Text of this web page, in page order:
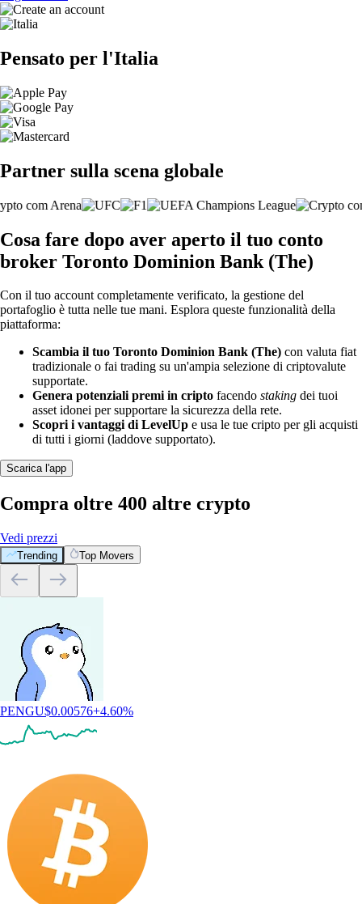
Pensato per l'Italia
Partner sulla scena globale
Cosa fare dopo aver aperto il tuo conto
broker Toronto Dominion Bank (The)
Con il tuo account completamente verificato, la gestione del
portafoglio è tutta nelle tue mani. Esplora queste funzionalità della
piattaforma:
Scambia il tuo Toronto Dominion Bank (The) con valuta fiat
tradizionale o fai trading su un'ampia selezione di criptovalute
supportate.
Genera potenziali premi in cripto facendo staking dei tuoi
asset idonei per supportare la sicurezza della rete.
Scopri i vantaggi di LevelUp e usa le tue cripto per gli acquisti
di tutti i giorni (laddove supportato).
Scarica l'app
Compra oltre 400 altre crypto
Vedi prezzi
Trending Top Movers
PENGU$0.00576+4.60%